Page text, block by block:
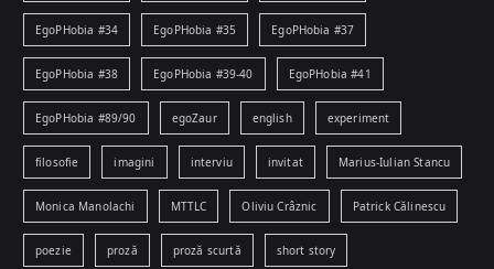
EgoPHobia #34 EgoPHobia #35 EgoPHobia #37
EgoPHobia #38 EgoPHobia #39-40 EgoPHobia #41
EgoPHobia #89/90 egoZaur english experiment
filosofie imagini interviu invitat Marius-Iulian Stancu
Monica Manolachi MTTLC Oliviu Crâznic Patrick Călinescu
poezie proză proză scurtă short story